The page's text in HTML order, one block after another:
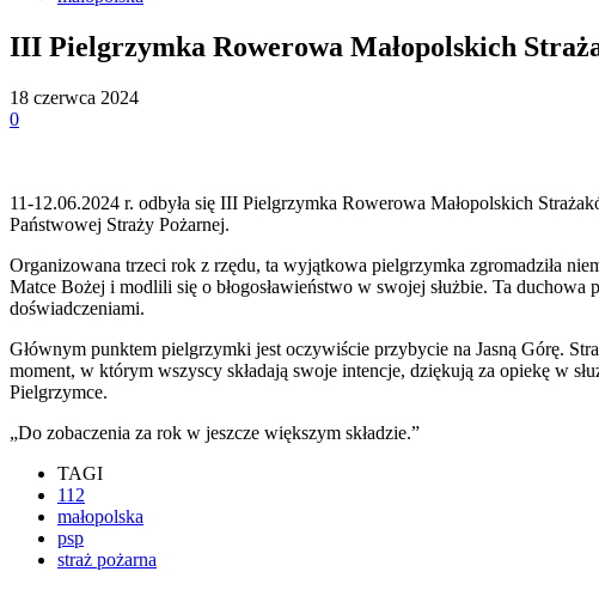
III Pielgrzymka Rowerowa Małopolskich
18 czerwca 2024
0
11-12.06.2024 r. odbyła się III Pielgrzymka Rowerowa Małopolskich
Państwowej Straży Pożarnej.
Organizowana trzeci rok z rzędu, ta wyjątkowa pielgrzymka zgromadziła
Matce Bożej i modlili się o błogosławieństwo w swojej służbie. Ta
doświadczeniami.
Głównym punktem pielgrzymki jest oczywiście przybycie na Jasną Górę.
moment, w którym wszyscy składają swoje intencje, dziękują za opiekę w
Pielgrzymce.
„Do zobaczenia za rok w jeszcze większym składzie.”
TAGI
112
małopolska
psp
straż pożarna